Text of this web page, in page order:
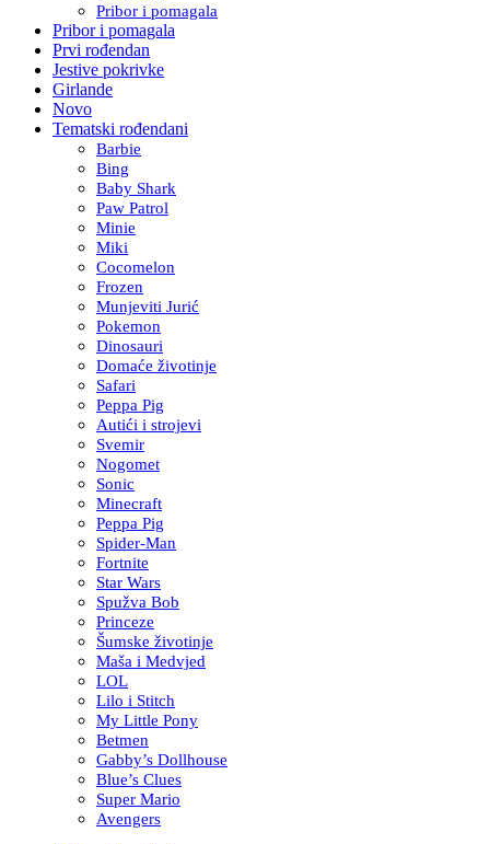
Pribor i pomagala
Pribor i pomagala
Prvi rođendan
Jestive pokrivke
Girlande
Novo
Tematski rođendani
Barbie
Bing
Baby Shark
Paw Patrol
Minie
Miki
Cocomelon
Frozen
Munjeviti Jurić
Pokemon
Dinosauri
Domaće životinje
Safari
Peppa Pig
Autići i strojevi
Svemir
Nogomet
Sonic
Minecraft
Peppa Pig
Spider-Man
Fortnite
Star Wars
Spužva Bob
Princeze
Šumske životinje
Maša i Medvjed
LOL
Lilo i Stitch
My Little Pony
Betmen
Gabby’s Dollhouse
Blue’s Clues
Super Mario
Avengers